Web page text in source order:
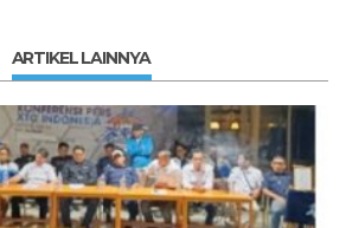
ARTIKEL LAINNYA